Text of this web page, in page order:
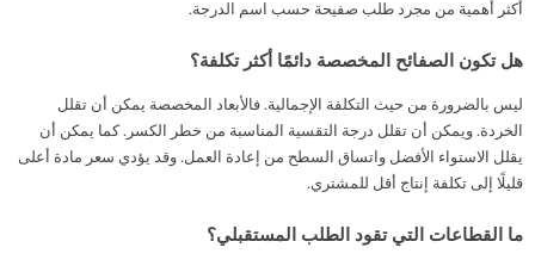
أكثر أهمية من مجرد طلب صفيحة حسب اسم الدرجة.
هل تكون الصفائح المخصصة دائمًا أكثر تكلفة؟
ليس بالضرورة من حيث التكلفة الإجمالية. فالأبعاد المخصصة يمكن أن تقلل
الخردة. ويمكن أن تقلل درجة التقسية المناسبة من خطر الكسر. كما يمكن أن
يقلل الاستواء الأفضل واتساق السطح من إعادة العمل. وقد يؤدي سعر مادة أعلى
قليلًا إلى تكلفة إنتاج أقل للمشتري.
ما القطاعات التي تقود الطلب المستقبلي؟